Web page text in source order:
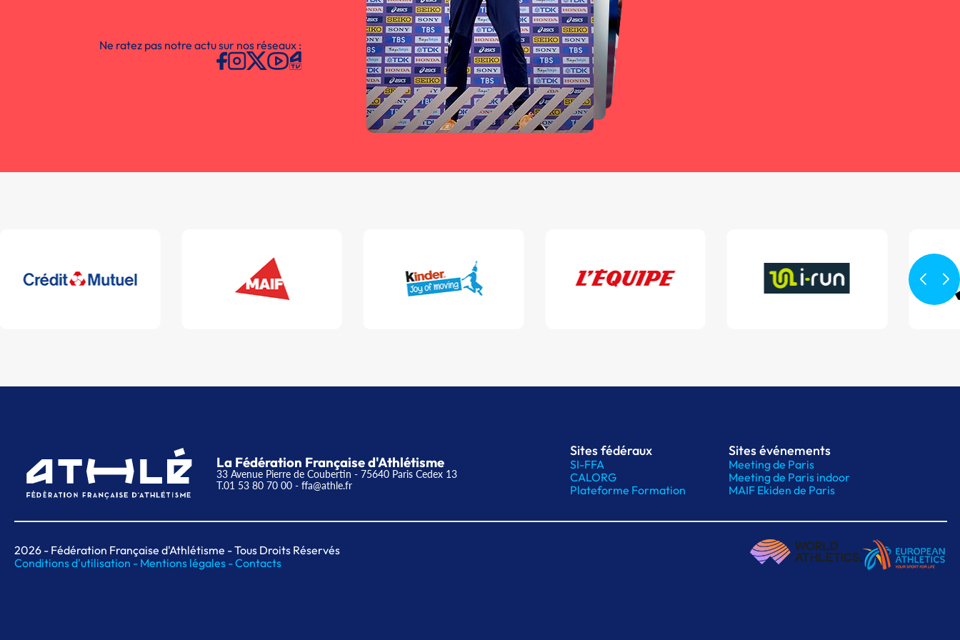
Ne ratez pas notre actu sur nos réseaux :
La Fédération Française d'Athlétisme
33 Avenue Pierre de Coubertin - 75640 Paris Cedex 13
T.01 53 80 70 00 - ffa@athle.fr
Sites fédéraux
SI-FFA
CALORG
Plateforme Formation
Sites événements
Meeting de Paris
Meeting de Paris indoor
MAIF Ekiden de Paris
2026 - Fédération Française d'Athlétisme - Tous Droits Réservés
Conditions d'utilisation - Mentions légales -Contacts